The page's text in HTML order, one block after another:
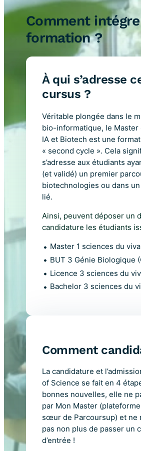
Comment
formation ?
À qui s’adresse
cursus ?
Véritable plongée dans le
bio-informatique, le Master
IA et Biotech est une
« second cycle ». Cela
s’adresse aux étudiants
(et validé) un premier
biotechnologies ou dans
lié.
Ainsi, peuvent déposer un
candidature les étudiants
Master 1 sciences du
BUT 3 Génie Biologique
Licence 3 sciences du
Bachelor 3 sciences du
Comment
La candidature et
of Science se fait en 4
bonnes nouvelles, elle ne
par Mon Master
sœur de Parcoursup) et ne
pas non plus de passer un
d’entrée !